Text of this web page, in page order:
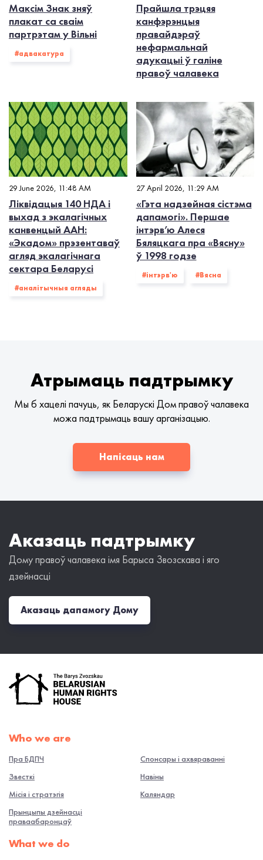
Максім Знак зняў
плакат са сваім
партрэтам у Вільні
#адвакатура
Прайшла трэцяя
канфэрэнцыя
правайдэраў
нефармальнай
адукацыі ў галіне
правоў чалавека
29 June 2026, 11:48 AM
Ліквідацыя 140 НДА і
выхад з экалагiчных
канвенцый ААН:
«Экадом» прэзентаваў
агляд экалагічнага
сектара Беларусі
#аналітычныя агляды
27 April 2026, 11:29 AM
«Гэта надзейная сістэма
дапамогі». Першае
інтэрв’ю Алеся
Бяляцкага пра «Вясну»
ў 1998 годзе
#інтэрв'ю #Вясна
Атрымаць падтрымку
Мы б хацелі пачуць, як Беларускі Дом правоў чалавека
можа падтрымаць вашу арганізацыю.
Напісаць нам
Аказаць падтрымку
Дому правоў чалавека імя Барыса Звозскава і яго
дзейнасці
Аказаць дапамогу Дому
Who we are
Пра БДПЧ
Звесткі
Місія і стратэгія
Прынцыпы дзейнасці
праваабаронцаў
Спонсары і ахвяраванні
Навiны
Каляндар
What we do